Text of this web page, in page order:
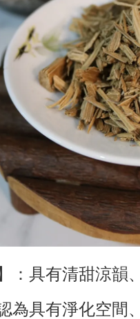
：具有清甜涼韻
為具有淨化空間